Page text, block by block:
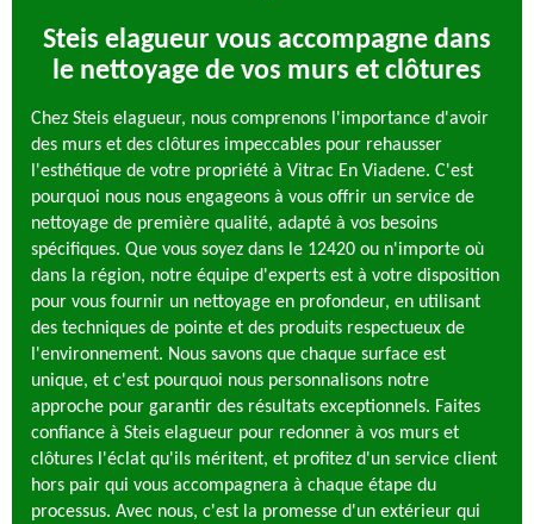
Steis elagueur vous accompagne dans
le nettoyage de vos murs et clôtures
Chez Steis elagueur, nous comprenons l'importance d'avoir
des murs et des clôtures impeccables pour rehausser
l'esthétique de votre propriété à Vitrac En Viadene. C'est
pourquoi nous nous engageons à vous offrir un service de
nettoyage de première qualité, adapté à vos besoins
spécifiques. Que vous soyez dans le 12420 ou n'importe où
dans la région, notre équipe d'experts est à votre disposition
pour vous fournir un nettoyage en profondeur, en utilisant
des techniques de pointe et des produits respectueux de
l'environnement. Nous savons que chaque surface est
unique, et c'est pourquoi nous personnalisons notre
approche pour garantir des résultats exceptionnels. Faites
confiance à Steis elagueur pour redonner à vos murs et
clôtures l'éclat qu'ils méritent, et profitez d'un service client
hors pair qui vous accompagnera à chaque étape du
processus. Avec nous, c'est la promesse d'un extérieur qui